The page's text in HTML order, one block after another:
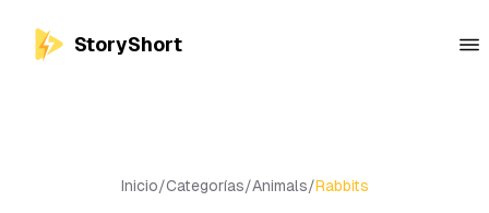
StoryShort
Inicio/Categorías/Animals/Rabbits